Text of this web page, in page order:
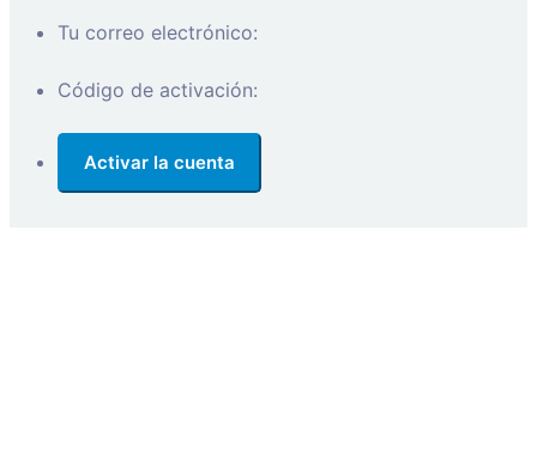
Tu correo electrónico:
Código de activación: